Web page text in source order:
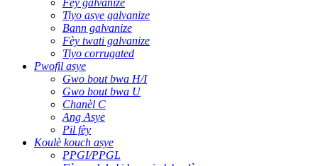
Tiyo asye galvanize
Bann galvanize
Fèy twati galvanize
Tiyo corrugated
Pwofil asye
Gwo bout bwa H/I
Gwo bout bwa U
Chanèl C
Ang Asye
Pil fèy
Koulè kouch asye
PPGI/PPGL